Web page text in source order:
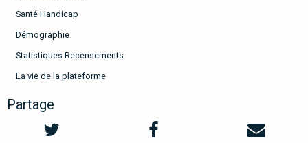
Santé Handicap
Démographie
Statistiques Recensements
La vie de la plateforme
Partage